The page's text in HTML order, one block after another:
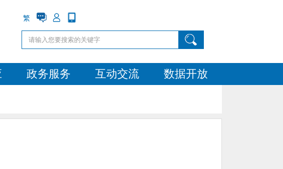
繁
政务服务 互动交流 数据开放